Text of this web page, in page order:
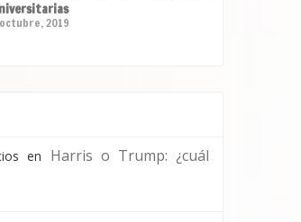
2019
en Harris o Trump: ¿cuál